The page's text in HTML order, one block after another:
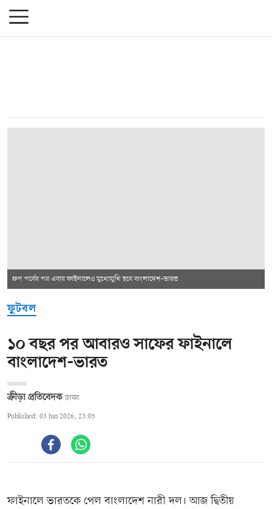
গ্রুপ পর্বের পর এবার ফাইনালেও মুখোমুখি হবে বাংলাদেশ–ভারত
ফুটবল
১০ বছর পর আবারও সাফের ফাইনালে
বাংলাদেশ-ভারত
ক্রীড়া প্রতিবেদক ঢাকা
Published: 03 Jun 2026, 23:05
ফাইনালে ভারতকে পেল বাংলাদেশ নারী দল। আজ দ্বিতীয়